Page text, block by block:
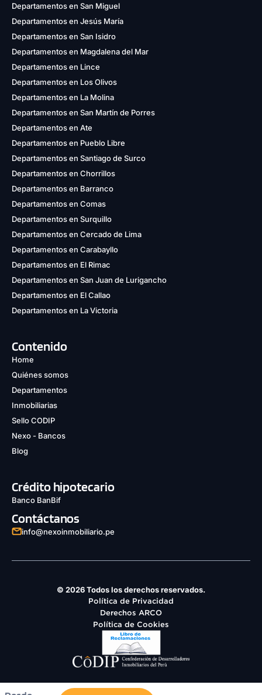
Departamentos en San Miguel
Departamentos en Jesús María
Departamentos en San Isidro
Departamentos en Magdalena del Mar
Departamentos en Lince
Departamentos en Los Olivos
Departamentos en La Molina
Departamentos en San Martín de Porres
Departamentos en Ate
Departamentos en Pueblo Libre
Departamentos en Santiago de Surco
Departamentos en Chorrillos
Departamentos en Barranco
Departamentos en Comas
Departamentos en Surquillo
Departamentos en Cercado de Lima
Departamentos en Carabayllo
Departamentos en El Rimac
Departamentos en San Juan de Lurigancho
Departamentos en El Callao
Departamentos en La Victoria
Contenido
Home
Quiénes somos
Departamentos
Inmobiliarias
Sello CODIP
Nexo - Bancos
Blog
Crédito hipotecario
Banco BanBif
Contáctanos
info@nexoinmobiliario.pe
© 2026 Todos los derechos reservados.
Política de Privacidad
Derechos ARCO
Política de Cookies